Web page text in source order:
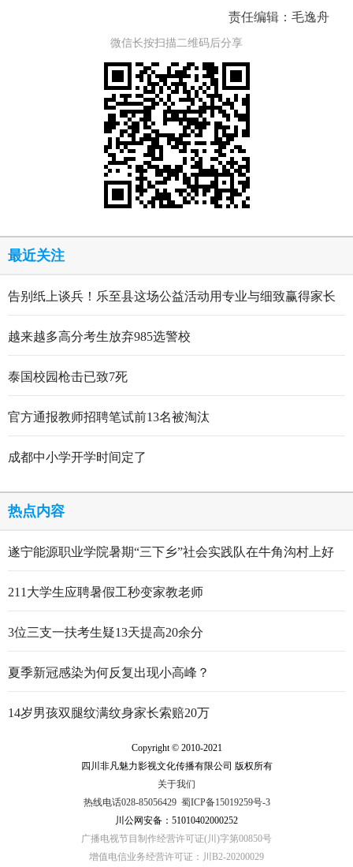
责任编辑：毛逸舟
微信长按扫描二维码后分享
最近关注
告别纸上谈兵！乐至县这场公益活动用专业与细致赢得家长
越来越多高分考生放弃985选警校
泰国校园枪击已致7死
官方通报教师招聘笔试前13名被淘汰
成都中小学开学时间定了
热点内容
遂宁能源职业学院暑期“三下乡”社会实践队在牛角沟村上好
211大学生应聘暑假工秒变家教老师
3位三支一扶考生疑13天提高20余分
夏季新冠感染为何反复出现小高峰？
14岁男孩双腿纹满纹身家长索赔20万
Copyright © 2010-2021
四川非凡魅力影视文化传播有限公司 版权所有
关于我们
热线电话028-85056429 蜀ICP备15019259号-3
川公网安备：51010402000252
广播电视节目制作经营许可证(川)字第00850号
增值电信业务经营许可证：川B2-20200029